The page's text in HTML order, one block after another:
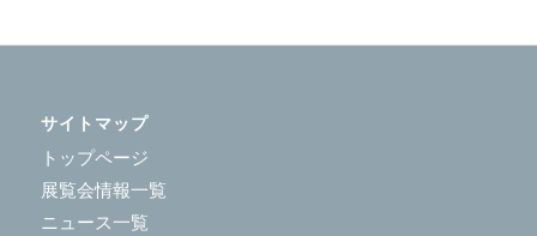
サイトマップ
トップページ
展覧会情報一覧
ニュース一覧